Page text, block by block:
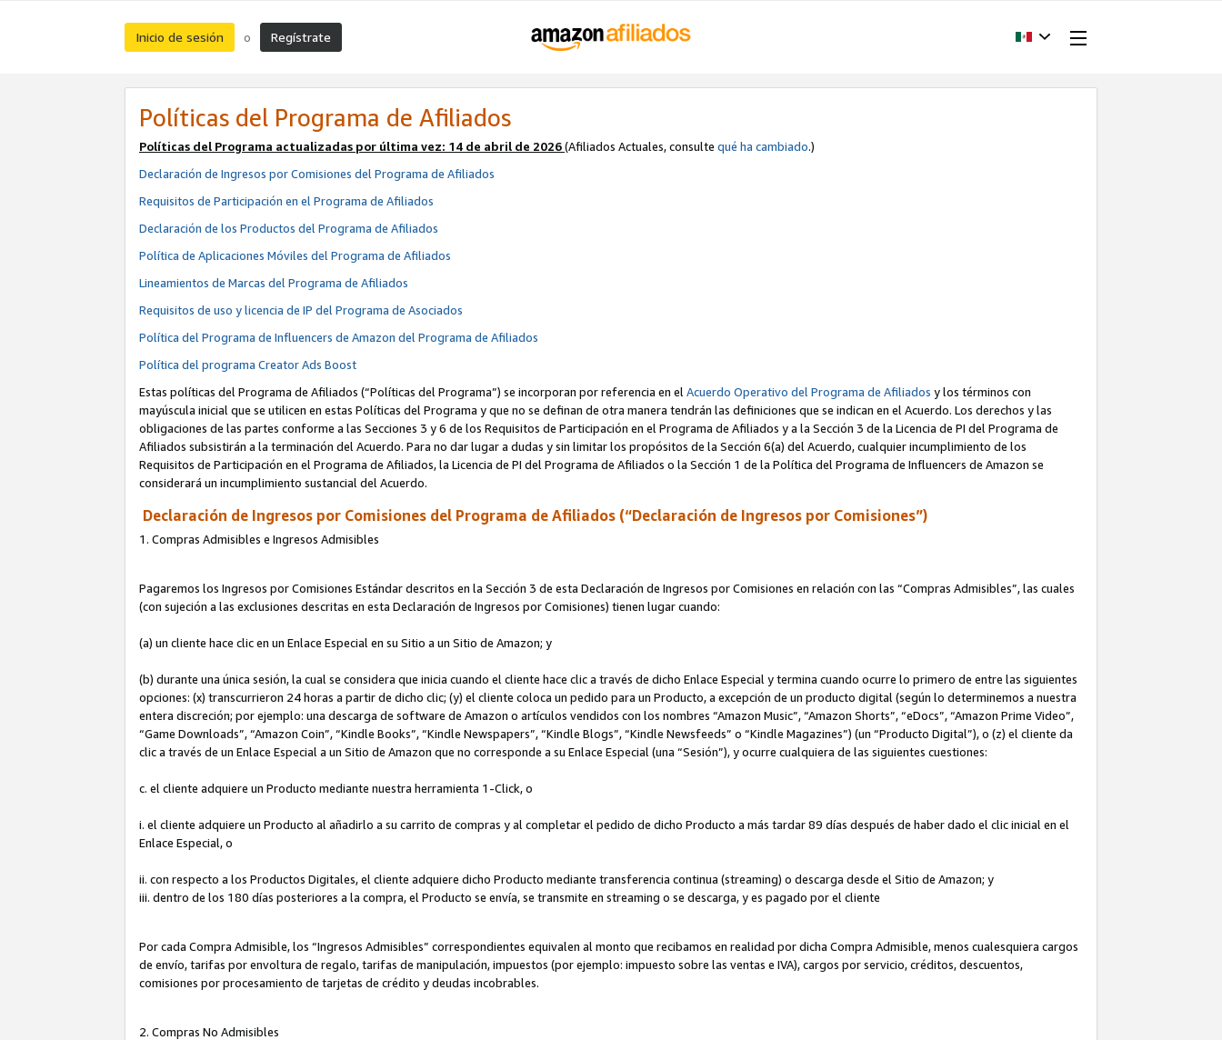
Inicio de sesión o Regístrate
Políticas del Programa de Afiliados
Políticas del Programa actualizadas por última vez: 14 de abril de 2026(Afiliados Actuales, consulte qué ha cambiado.)
Declaración de Ingresos por Comisiones del Programa de Afiliados
Requisitos de Participación en el Programa de Afiliados
Declaración de los Productos del Programa de Afiliados
Política de Aplicaciones Móviles del Programa de Afiliados
Lineamientos de Marcas del Programa de Afiliados
Requisitos de uso y licencia de IP del Programa de Asociados
Política del Programa de Influencers de Amazon del Programa de Afiliados
Política del programa Creator Ads Boost
Estas políticas del Programa de Afiliados (“Políticas del Programa”) se incorporan por referencia en elAcuerdo Operativo del Programa de Afiliados y los términos con
mayúscula inicial que se utilicen en estas Políticas del Programa y que no se definan de otra manera tendrán las definiciones que se indican en el Acuerdo. Los derechos y las
obligaciones de las partes conforme a las Secciones 3 y 6 de los Requisitos de Participación en el Programa de Afiliados y a la Sección 3 de la Licencia de PI del Programa de
Afiliados subsistirán a la terminación del Acuerdo. Para no dar lugar a dudas y sin limitar los propósitos de la Sección 6(a) del Acuerdo, cualquier incumplimiento de los
Requisitos de Participación en el Programa de Afiliados, la Licencia de PI del Programa de Afiliados o la Sección 1 de la Política del Programa de Influencers de Amazon se
considerará un incumplimiento sustancial del Acuerdo.
Declaración de Ingresos por Comisiones del Programa de Afiliados (“Declaración de Ingresos por Comisiones”)
1. Compras Admisibles e Ingresos Admisibles
Pagaremos los Ingresos por Comisiones Estándar descritos en la Sección 3 de esta Declaración de Ingresos por Comisiones en relación con las “Compras Admisibles”, las cuales
(con sujeción a las exclusiones descritas en esta Declaración de Ingresos por Comisiones) tienen lugar cuando:
(a) un cliente hace clic en un Enlace Especial en su Sitio a un Sitio de Amazon; y
(b) durante una única sesión, la cual se considera que inicia cuando el cliente hace clic a través de dicho Enlace Especial y termina cuando ocurre lo primero de entre las siguientes
opciones: (x) transcurrieron 24 horas a partir de dicho clic; (y) el cliente coloca un pedido para un Producto, a excepción de un producto digital (según lo determinemos a nuestra
entera discreción; por ejemplo: una descarga de software de Amazon o artículos vendidos con los nombres “Amazon Music”, “Amazon Shorts”, “eDocs”, “Amazon Prime Video”,
“Game Downloads”, “Amazon Coin”, “Kindle Books”, “Kindle Newspapers”, “Kindle Blogs”, “Kindle Newsfeeds” o “Kindle Magazines”) (un “Producto Digital”), o (z) el cliente da
clic a través de un Enlace Especial a un Sitio de Amazon que no corresponde a su Enlace Especial (una “Sesión”), y ocurre cualquiera de las siguientes cuestiones:
c. el cliente adquiere un Producto mediante nuestra herramienta 1-Click, o
i. el cliente adquiere un Producto al añadirlo a su carrito de compras y al completar el pedido de dicho Producto a más tardar 89 días después de haber dado el clic inicial en el
Enlace Especial, o
ii. con respecto a los Productos Digitales, el cliente adquiere dicho Producto mediante transferencia continua (streaming) o descarga desde el Sitio de Amazon; y
iii. dentro de los 180 días posteriores a la compra, el Producto se envía, se transmite en streaming o se descarga, y es pagado por el cliente
Por cada Compra Admisible, los “Ingresos Admisibles” correspondientes equivalen al monto que recibamos en realidad por dicha Compra Admisible, menos cualesquiera cargos
de envío, tarifas por envoltura de regalo, tarifas de manipulación, impuestos (por ejemplo: impuesto sobre las ventas e IVA), cargos por servicio, créditos, descuentos,
comisiones por procesamiento de tarjetas de crédito y deudas incobrables.
2. Compras No Admisibles